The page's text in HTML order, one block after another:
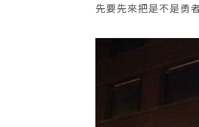
先要先來把是不是勇